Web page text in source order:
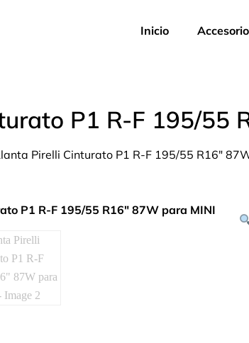
Inicio
P1 R-F 195/55
Pirelli Cinturato P1 R-F 195/55 R16″